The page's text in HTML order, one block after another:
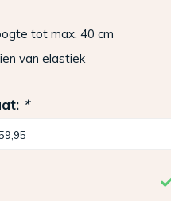
tot max. 40 cm
van elastiek
*